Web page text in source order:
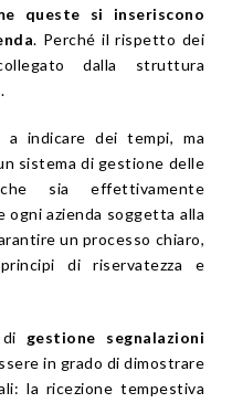
queste si inseriscono
. Perché il rispetto dei
dalla struttura
indicare dei tempi, ma
sistema di gestione delle
che sia effettivamente
azienda soggetta alla
un processo chiaro,
di riservatezza e
gestione segnalazioni
in grado di dimostrare
la ricezione tempestiva